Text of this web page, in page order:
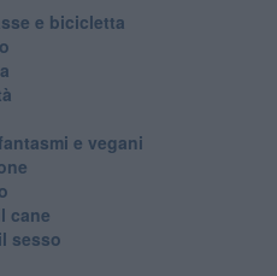
e bicicletta
e vegani
cane
sesso